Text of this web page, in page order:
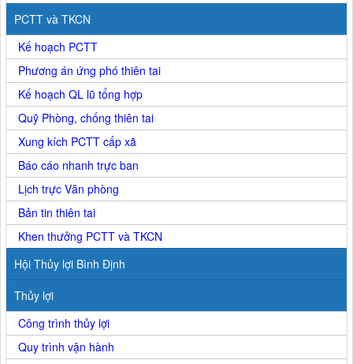
PCTT và TKCN
Kế hoạch PCTT
Phương án ứng phó thiên tai
Kế hoạch QL lũ tổng hợp
Quỹ Phòng, chống thiên tai
Xung kích PCTT cấp xã
Báo cáo nhanh trực ban
Lịch trực Văn phòng
Bản tin thiên tai
Khen thưởng PCTT và TKCN
Hội Thủy lợi Bình Định
Thủy lợi
Công trình thủy lợi
Quy trình vận hành